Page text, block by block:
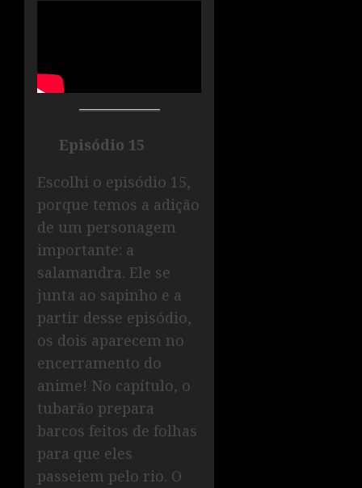
Episódio 15
Escolhi o episódio 15,
porque temos a adição
de um personagem
importante: a
salamandra. Ele se
junta ao sapinho e a
partir desse episódio,
os dois aparecem no
encerramento do
anime! No capítulo, o
tubarão prepara
barcos feitos de folhas
para que eles
passeiem pelo rio. O